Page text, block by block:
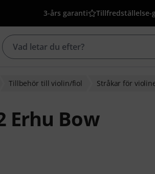
3-års garanti Tillfredställelse-
Tillbehör till violin/fiol Stråkar för
Erhu Bow